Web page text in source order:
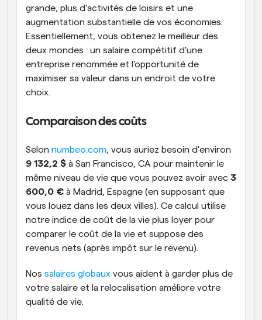
grande, plus d'activités de loisirs et une
augmentation substantielle de vos économies.
Essentiellement, vous obtenez le meilleur des
deux mondes : un salaire compétitif d'une
entreprise renommée et l'opportunité de
maximiser sa valeur dans un endroit de votre
choix.
Comparaison des coûts
Selon numbeo.com
9 132,2 $ à San Francisco, CA pour maintenir le
même niveau de vie que vous pouvez avoir avec 3
600,0 € à Madrid, Espagne (en supposant que
vous louez dans les deux villes). Ce calcul utilise
notre indice de coût de la vie plus loyer pour
comparer le coût de la vie et suppose des
revenus nets (après impôt sur le revenu).
Nos salaires globaux vous aident à garder plus de
votre salaire et la relocalisation améliore votre
qualité de vie.